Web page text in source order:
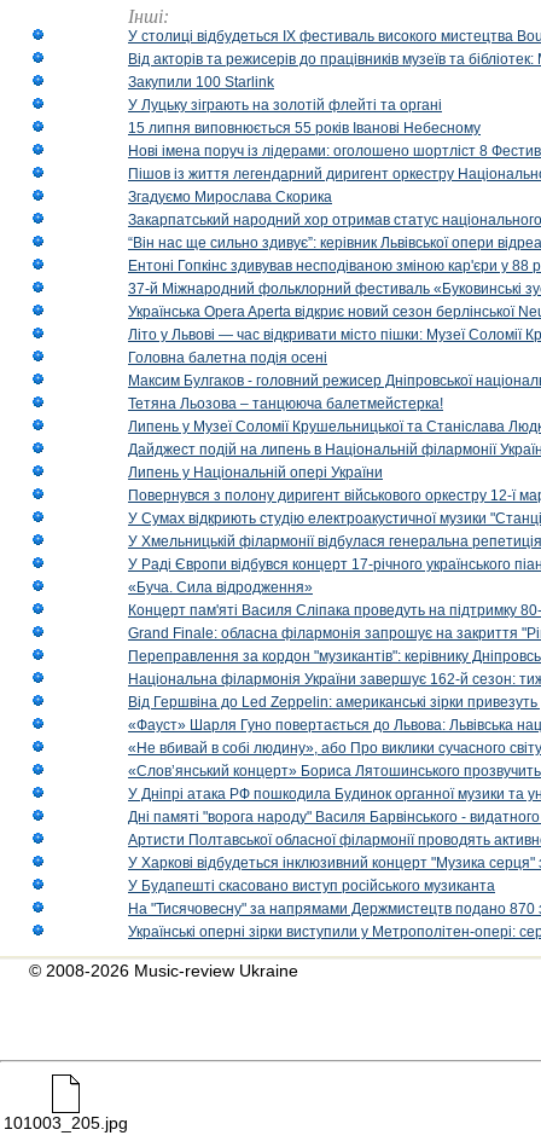
Інші:
У столиці відбудеться IX фестиваль високого мистецтва
Від акторів та режисерів до працівників музеїв та
Закупили 100 Starlink
У Луцьку зіграють на золотій флейті та органі
15 липня виповнюється 55 років Іванові Небесному
Нові імена поруч із лідерами: оголошено шортліст 8
Пішов із життя легендарний диригент оркестру
Згадуємо Мирослава Скорика
Закарпатський народний хор отримав статус національного
“Він нас ще сильно здивує”: керівник Львівської опери
Ентоні Гопкінс здивував несподіваною зміною кар'єри у 88
37-й Міжнародний фольклорний фестиваль «Буковинські
Українська Opera Aperta відкриє новий сезон берлінської
Літо у Львові — час відкривати місто пішки: Музеї Соломії
Головна балетна подія осені
Максим Булгаков - головний режисер Дніпровської
Тетяна Льозова – танцююча балетмейстерка!
Липень у Музеї Соломії Крушельницької та Станіслава
Дайджест подій на липень в Національній філармонії
Липень у Національній опері України
Повернувся з полону диригент військового оркестру 12-ї
У Сумах відкриють студію електроакустичної музики
У Хмельницькій філармонії відбулася генеральна
У Раді Європи відбувся концерт 17-річного українського
«Буча. Сила відродження»
Концерт пам'яті Василя Сліпака проведуть на підтримку
Grand Finale: обласна філармонія запрошує на закриття
Переправлення за кордон "музикантів": керівнику
Національна філармонія України завершує 162-й сезон:
Від Гершвіна до Led Zeppelin: американські зірки
«Фауст» Шарля Гуно повертається до Львова: Львівська
«Не вбивай в собі людину», або Про виклики сучасного світу
«Слов’янський концерт» Бориса Лятошинського
У Дніпрі атака РФ пошкодила Будинок органної музики та
Дні памяті "ворога народу" Василя Барвінського -
Артисти Полтавської обласної філармонії проводять
У Харкові відбудеться інклюзивний концерт "Музика
У Будапешті скасовано виступ російського музиканта
На "Тисячовесну" за напрямами Держмистецтв подано 870
Українські оперні зірки виступили у Метрополітен-опері:
© 2008-2026 Music-review Ukraine
101003_205.jpg